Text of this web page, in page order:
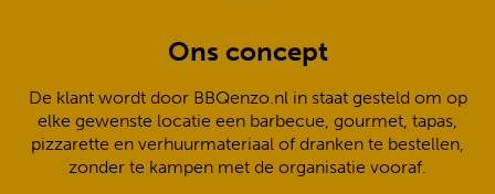
Ons concept
De klant wordt door BBQenzo.nl in staat gesteld om op
elke gewenste locatie een barbecue, gourmet, tapas,
pizzarette en verhuurmateriaal of dranken te bestellen,
zonder te kampen met de organisatie vooraf.